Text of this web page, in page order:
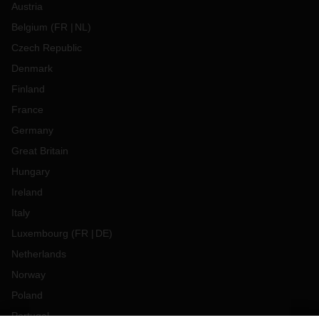
Austria
Belgium (FR NL )
Czech Republic
Denmark
Finland
France
Germany
Great Britain
Hungary
Ireland
Italy
Luxembourg (FR DE)
Netherlands
Norway
Poland
Portugal